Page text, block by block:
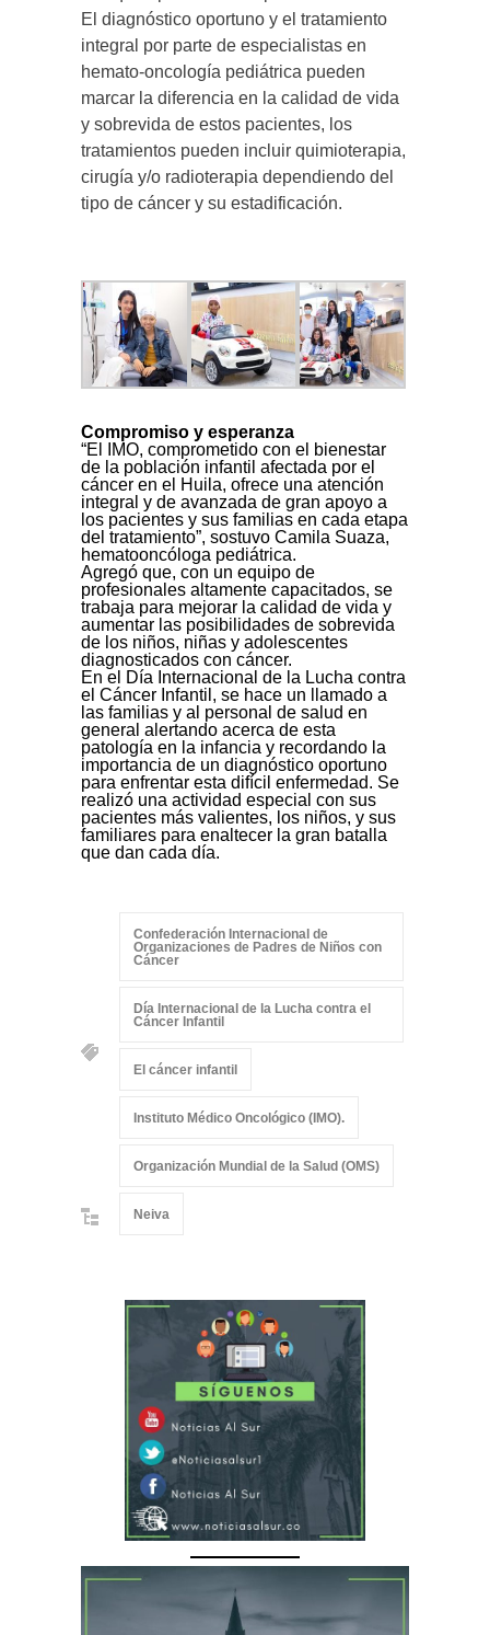
El diagnóstico oportuno y el tratamiento
integral por parte de especialistas en
hemato-oncología pediátrica pueden
marcar la diferencia en la calidad de vida
y sobrevida de estos pacientes, los
tratamientos pueden incluir quimioterapia,
cirugía y/o radioterapia dependiendo del
tipo de cáncer y su estadificación.
Compromiso y esperanza
“El IMO, comprometido con el bienestar
de la población infantil afectada por el
cáncer en el Huila, ofrece una atención
integral y de avanzada de gran apoyo a
los pacientes y sus familias en cada etapa
del tratamiento”, sostuvo Camila Suaza,
hematooncóloga pediátrica.
Agregó que, con un equipo de
profesionales altamente capacitados, se
trabaja para mejorar la calidad de vida y
aumentar las posibilidades de sobrevida
de los niños, niñas y adolescentes
diagnosticados con cáncer.
En el Día Internacional de la Lucha contra
el Cáncer Infantil, se hace un llamado a
las familias y al personal de salud en
general alertando acerca de esta
patología en la infancia y recordando la
importancia de un diagnóstico oportuno
para enfrentar esta difícil enfermedad. Se
realizó una actividad especial con sus
pacientes más valientes, los niños, y sus
familiares para enaltecer la gran batalla
que dan cada día.
Confederación Internacional de
Organizaciones de Padres de Niños con
Cáncer
Día Internacional de la Lucha contra el
Cáncer Infantil
El cáncer infantil
Instituto Médico Oncológico (IMO).
Organización Mundial de la Salud (OMS)
Neiva